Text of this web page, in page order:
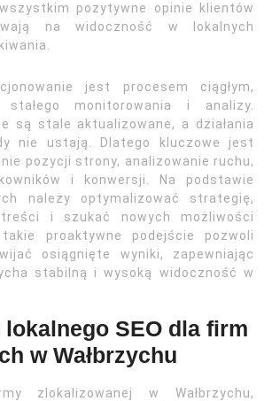
pozytywne opinie klientów
na widoczność w lokalnych
jest procesem ciągłym,
monitorowania i analizy.
są stale aktualizowane, a działania
nie ustają. Dlatego kluczowe jest
pozycji strony, analizowanie ruchu,
i konwersji. Na podstawie
należy optymalizować strategię,
treści i szukać nowych możliwości
proaktywne podejście pozwoli
osiągnięte wyniki, zapewniając
stabilną i wysoką widoczność w
lokalnego SEO dla firm
w Wałbrzychu
zlokalizowanej w Wałbrzychu,